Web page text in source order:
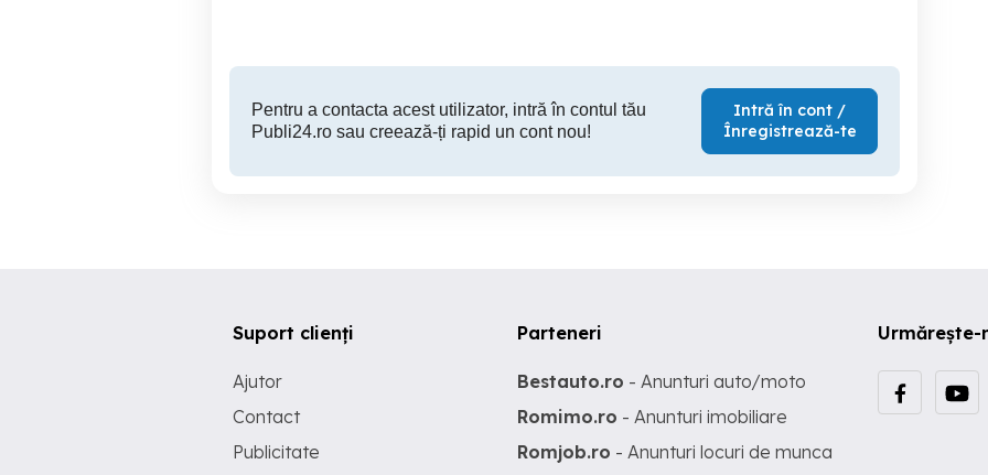
Pentru a contacta acest utilizator, intră în contul tău
Publi24.ro sau creează-ți rapid un cont nou!
Intră în cont /
Înregistrează-te
Urmărește-
Suport clienți
Ajutor
Contact
Publicitate
Parteneri
Bestauto.ro - Anunturi auto/moto
Romimo.ro - Anunturi imobiliare
Romjob.ro - Anunturi locuri de munca